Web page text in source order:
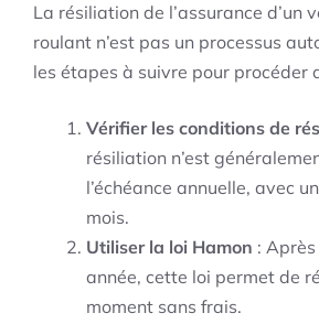
La résiliation de l’assurance d’un
roulant n’est pas un processus
les étapes à suivre pour procéder
Vérifier les conditions de
résiliation n’est
l’échéance annuelle, avec
mois.
Utiliser la loi Hamon :
année, cette loi permet de
moment sans frais.